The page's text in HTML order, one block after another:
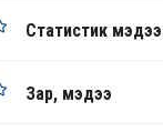
Статистик
Зар, мэдээ